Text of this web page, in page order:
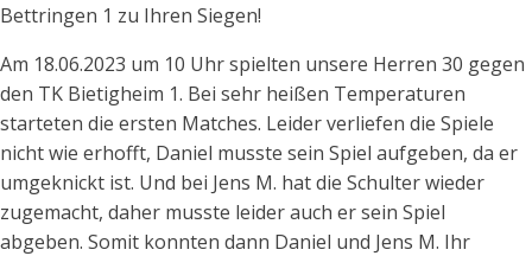
Bettringen 1 zu Ihren Siegen!
Am 18.06.2023 um 10 Uhr spielten unsere Herren 30 gegen
den TK Bietigheim 1. Bei sehr heißen Temperaturen
starteten die ersten Matches. Leider verliefen die Spiele
nicht wie erhofft, Daniel musste sein Spiel aufgeben, da er
umgeknickt ist. Und bei Jens M. hat die Schulter wieder
zugemacht, daher musste leider auch er sein Spiel
abgeben. Somit konnten dann Daniel und Jens M. Ihr